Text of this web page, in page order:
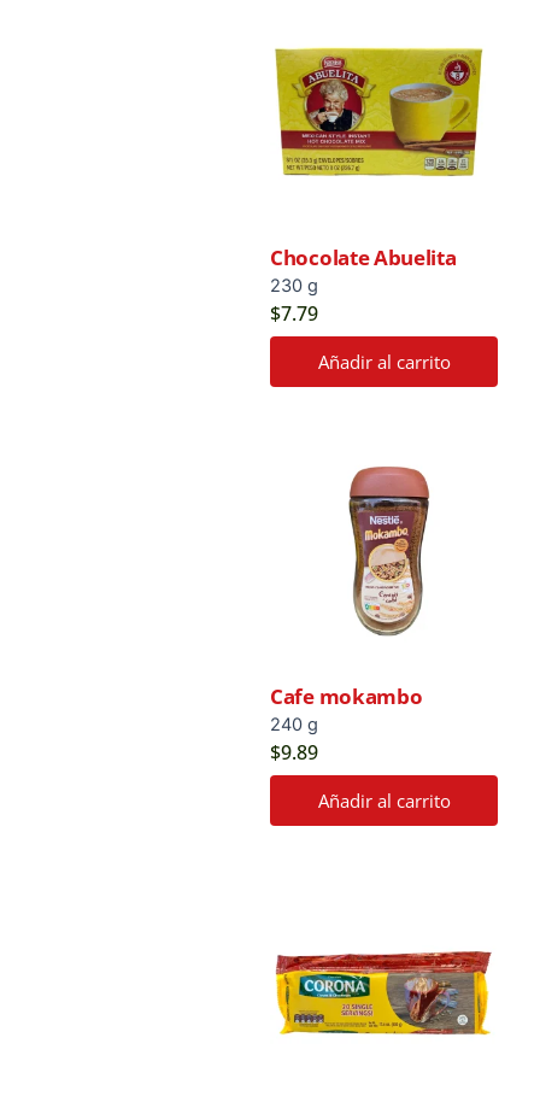
Chocolate Abuelita
230 g
$7.79
Añadir al carrito
Cafe mokambo
240 g
$9.89
Añadir al carrito